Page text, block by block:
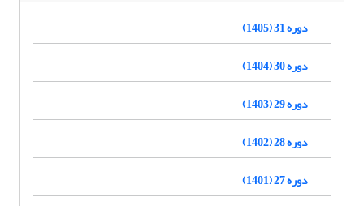
دوره 31 (1405)
دوره 30 (1404)
دوره 29 (1403)
دوره 28 (1402)
دوره 27 (1401)